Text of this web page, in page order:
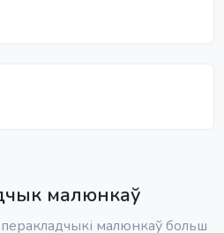
малюнкаў
малюнкаў больш